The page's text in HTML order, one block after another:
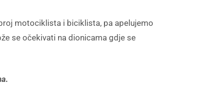
motociklista i biciklista, pa apelujemo
se očekivati na dionicama gdje se